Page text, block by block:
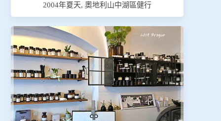
2004年夏天, 奧地利山中湖區健行